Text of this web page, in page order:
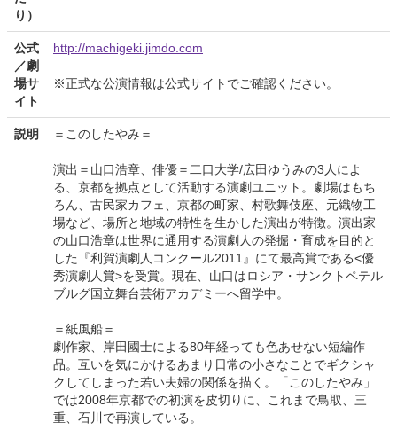
り）
公式
／劇
場サ
イト
http://machigeki.jimdo.com
※正式な公演情報は公式サイトでご確認ください。
説明 ＝このしたやみ＝
演出＝山口浩章、俳優＝二口大学/広田ゆうみの3人によ
る、京都を拠点として活動する演劇ユニット。劇場はもち
ろん、古民家カフェ、京都の町家、村歌舞伎座、元織物工
場など、場所と地域の特性を生かした演出が特徴。演出家
の山口浩章は世界に通用する演劇人の発掘・育成を目的と
した『利賀演劇人コンクール2011』にて最高賞である<優
秀演劇人賞>を受賞。現在、山口はロシア・サンクトペテル
ブルグ国立舞台芸術アカデミーへ留学中。
＝紙風船＝
劇作家、岸田國士による80年経っても色あせない短編作
品。互いを気にかけるあまり日常の小さなことでギクシャ
クしてしまった若い夫婦の関係を描く。「このしたやみ」
では2008年京都での初演を皮切りに、これまで鳥取、三
重、石川で再演している。